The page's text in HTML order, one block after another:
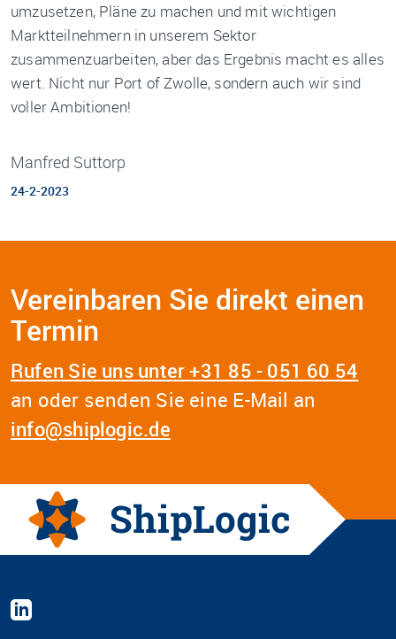
umzusetzen, Pläne zu machen und mit wichtigen
Marktteilnehmern in unserem Sektor
zusammenzuarbeiten, aber das Ergebnis macht es alles
wert. Nicht nur Port of Zwolle, sondern auch wir sind
voller Ambitionen!
Manfred Suttorp
24-2-2023
Vereinbaren Sie direkt einen
Termin
Rufen Sie uns unter +31 85 - 051 60 54
an oder senden Sie eine E-Mail an
info@shiplogic.de